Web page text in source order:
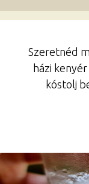
Szeretnéd
házi
kóstolj